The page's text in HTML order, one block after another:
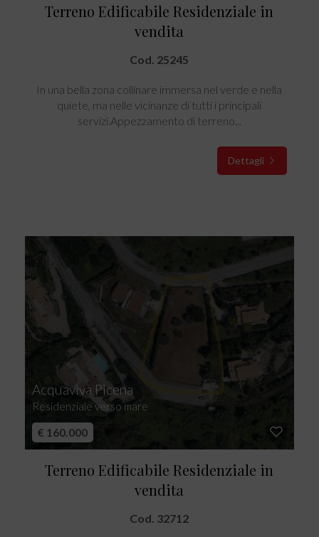
Terreno Edificabile Residenziale in
vendita
Cod. 25245
In una bella zona collinare immersa nel verde e nella
quiete, ma nelle vicinanze di tutti i principali
servizi.Appezzamento di terreno...
Dettagli
Acquaviva Picena
Residenziale verso mare
€ 160.000
Terreno Edificabile Residenziale in
vendita
Cod. 32712